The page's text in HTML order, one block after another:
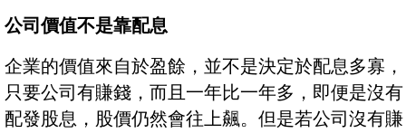
公司價值不是靠配息
企業的價值來自於盈餘，並不是決定於配息多寡，
只要公司有賺錢，而且一年比一年多，即便是沒有
配發股息，股價仍然會往上飆。但是若公司沒有賺